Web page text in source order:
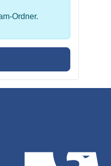
Ordner.